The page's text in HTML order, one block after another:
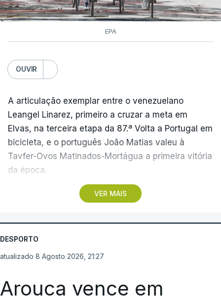
EPA
OUVIR
VER MAIS
A articulação exemplar entre o venezuelano
Leangel Linarez, primeiro a cruzar a meta em
Elvas, na terceira etapa da 87.ª Volta a Portugal em
bicicleta, e o português João Matias valeu à
Tavfer-Ovos Matinados-Mortágua a primeira vitória
da época.
Discreta nas chegadas ao Palácio Nacional de
feira, a equipa dirigida por Gustavo Veloso
apresentou a sua melhor versão nos derradeiros
metros da tirada mais longa da corrida, marcados
camisola amarela, Rui Oliveira (UAE Emirates), no
DESPORTO
atualizado 8 Agosto 2026, 21:27
Arouca vence em